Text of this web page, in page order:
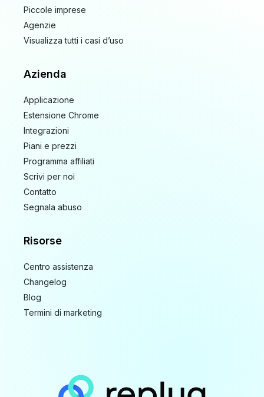
Piccole imprese
Agenzie
Visualizza tutti i casi d’uso
Azienda
Applicazione
Estensione Chrome
Integrazioni
Piani e prezzi
Programma affiliati
Scrivi per noi
Contatto
Segnala abuso
Risorse
Centro assistenza
Changelog
Blog
Termini di marketing